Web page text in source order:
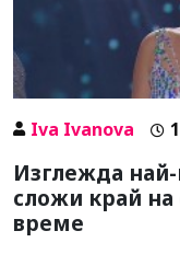
Iva Ivanova
Изглежда
сложи край на
време